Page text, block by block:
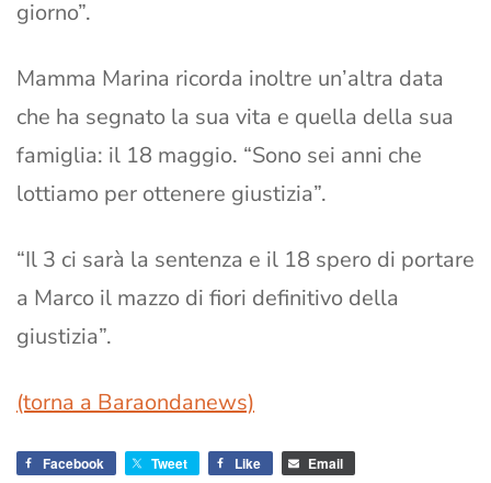
giorno”.
Mamma Marina ricorda inoltre un’altra data
che ha segnato la sua vita e quella della sua
famiglia: il 18 maggio. “Sono sei anni che
lottiamo per ottenere giustizia”.
“Il 3 ci sarà la sentenza e il 18 spero di portare
a Marco il mazzo di fiori definitivo della
giustizia”.
(torna a Baraondanews)
Facebook Tweet Like Email